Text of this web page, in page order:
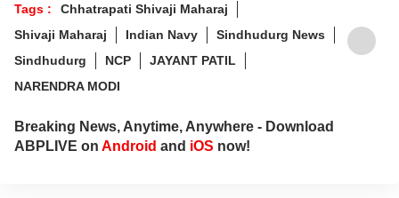
Tags :
Chhatrapati Shivaji Maharaj
Shivaji Maharaj
Indian Navy
Sindhudurg News
Sindhudurg
NCP
JAYANT PATIL
NARENDRA MODI
Breaking News, Anytime, Anywhere - Download
ABPLIVE on Android and iOS now!